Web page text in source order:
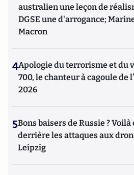
australien une leçon de
DGSE une d'arrogance;
Macron
4Apologie du terrorisme et du
700, le chanteur à cagoule de
2026
5Bons baisers de Russie ? Voilà
derrière les attaques aux
Leipzig